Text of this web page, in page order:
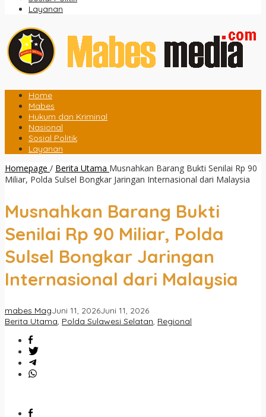
Layanan
Home
Mabes
Hukum dan Kriminal
Nasional
Sosial Politik
Layanan
Homepage / Berita Utama Musnahkan Barang Bukti Senilai Rp 90
Miliar, Polda Sulsel Bongkar Jaringan Internasional dari Malaysia
Musnahkan Barang Bukti
Senilai Rp 90 Miliar, Polda
Sulsel Bongkar Jaringan
Internasional dari Malaysia
mabes MagJuni 11, 2026Juni 11, 2026
Berita Utama, Polda Sulawesi Selatan, Regional